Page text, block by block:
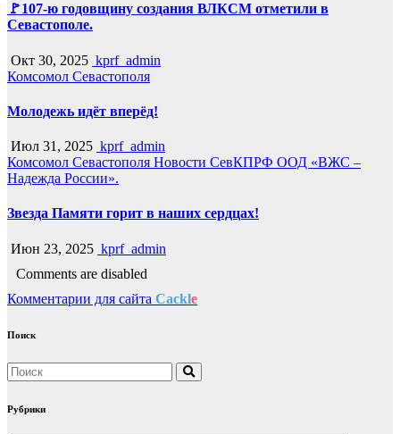
🚩107-ю годовщину создания ВЛКСМ отметили в
Севастополе.
Окт 30, 2025 kprf_admin
Комсомол Севастополя
Молодежь идёт вперёд!
Июл 31, 2025 kprf_admin
Комсомол Севастополя Новости СевКПРФ ООД «ВЖС –
Надежда России».
Звезда Памяти горит в наших сердцах!
Июн 23, 2025 kprf_admin
Comments are disabled
Комментарии для сайта Cackle
Поиск
Рубрики